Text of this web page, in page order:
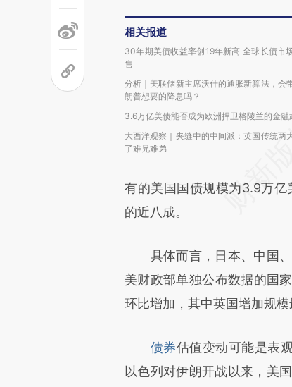
相关报道
30年期美债收益率创19年新高 全球长债市
售
分析｜美联储新主席沃什的通胀新算法，会
朗普想要的降息吗？
3.6万亿美债能否成为欧洲捍卫格陵兰的金融
大西洋观察｜夹缝中的中间派：英国传统两
了难兄难弟
有的美国国债规模为3.9万
的近八成。
具体而言，日本、中国、
美财政部单独公布数据的国
环比增加，其中英国增加规
债券估值变动可能是表
以色列对伊朗开战以来，美